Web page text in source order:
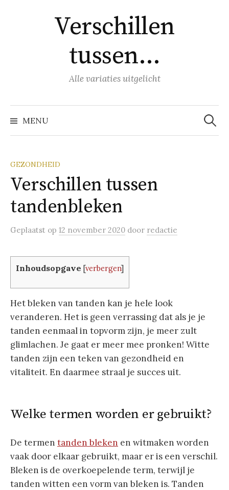
Verschillen
tussen…
Alle variaties uitgelicht
MENU
Zoeken
naar:
GEZONDHEID
Verschillen tussen
tandenbleken
Geplaatst op 12 november 2020 door redactie
Inhoudsopgave [verbergen]
Het bleken van tanden kan je hele look
veranderen. Het is geen verrassing dat als je je
tanden eenmaal in topvorm zijn, je meer zult
glimlachen. Je gaat er meer mee pronken! Witte
tanden zijn een teken van gezondheid en
vitaliteit. En daarmee straal je succes uit.
Welke termen worden er gebruikt?
De termen tanden bleken en witmaken worden
vaak door elkaar gebruikt, maar er is een verschil.
Bleken is de overkoepelende term, terwijl je
tanden witten een vorm van bleken is. Tanden